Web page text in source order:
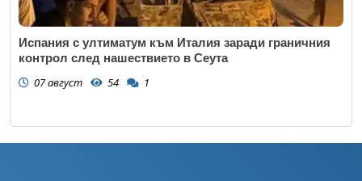
Испания с ултиматум към Италия заради граничния
контрол след нашествието в Сеута
07 август 54 1